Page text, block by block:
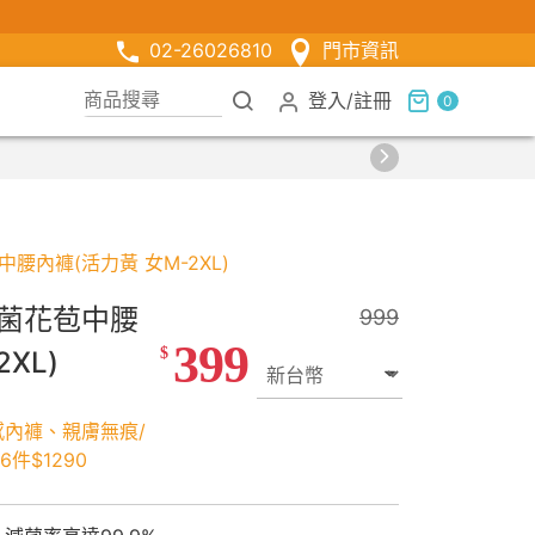
02-26026810 門市資訊
登入 /註冊 0
腰內褲(活力黃 女M-2XL)
花苞中腰
褲、親膚無痕/
件$1290
999
$ 399